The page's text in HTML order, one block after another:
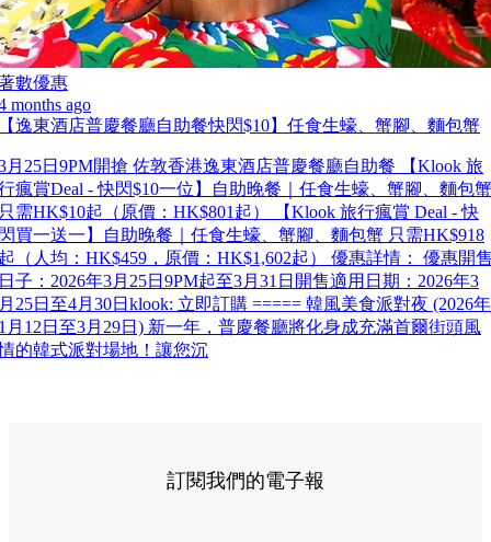
數優惠
months ago
逸東酒店普慶餐廳自助餐快閃$10】任食生蠔、蟹腳、麵包蟹
月25日9PM開搶 佐敦香港逸東酒店普慶餐廳自助餐 【Klook 旅
瘋賞Deal - 快閃$10一位】自助晚餐｜任食生蠔、蟹腳、麵包蟹
需HK$10起（原價：HK$801起） 【Klook 旅行瘋賞 Deal - 快
買一送一】自助晚餐｜任食生蠔、蟹腳、麵包蟹 只需HK$918
（人均：HK$459，原價：HK$1,602起） 優惠詳情： 優惠開
子：2026年3月25日9PM起至3月31日開售適用日期：2026年3
25日至4月30日klook: 立即訂購 ===== 韓風美食派對夜 (2026年
月12日至3月29日) 新一年，普慶餐廳將化身成充滿首爾街頭風
的韓式派對場地！讓您沉
訂閱我們的電子報